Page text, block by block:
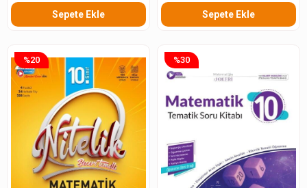
Sepete Ekle Sepete Ekle
%20 %30